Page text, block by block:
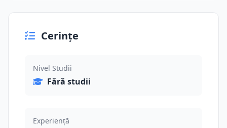
Cerințe
Nivel Studii
Fără studii
Experiență